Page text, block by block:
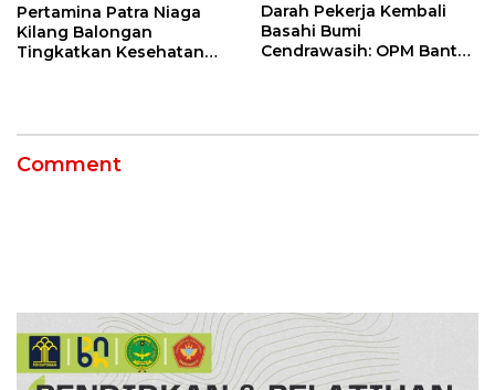
Pertamina Patra Niaga
Kilang Balongan
Tingkatkan Kesehatan
Perawatan Gigi
Darah Pekerja Kembali
Basahi Bumi
Cendrawasih: OPM Bantai
Comment